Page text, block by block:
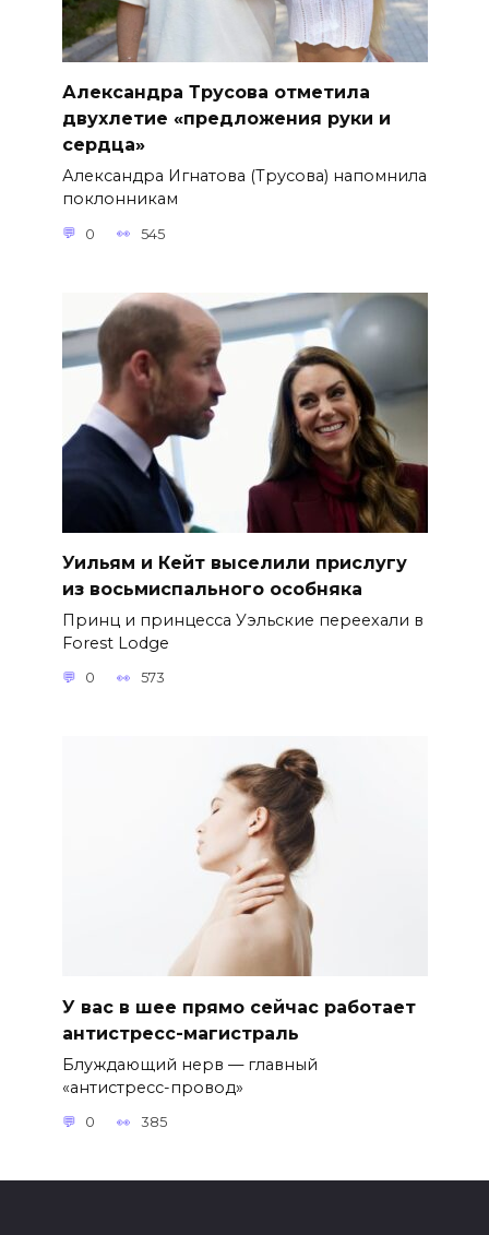
Александра Трусова отметила
двухлетие «предложения руки и
сердца»
Александра Игнатова (Трусова) напомнила
поклонникам
0 545
Уильям и Кейт выселили прислугу
из восьмиспального особняка
Принц и принцесса Уэльские переехали в
Forest Lodge
0 573
У вас в шее прямо сейчас работает
антистресс-магистраль
Блуждающий нерв — главный
«антистресс-провод»
0 385